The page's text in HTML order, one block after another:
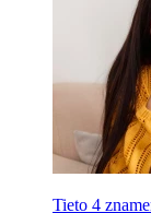
Tieto 4